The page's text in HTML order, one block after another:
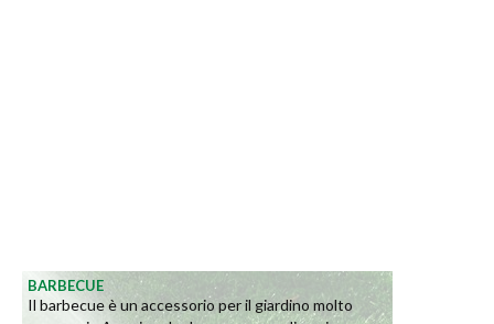
BARBECUE
Il barbecue è un accessorio per il giardino molto